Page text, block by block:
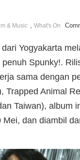
& Music , What's On
Yogyakarta
Spunky!.
sama dengan
Trapped Animal
Taiwan), album
dan diambil